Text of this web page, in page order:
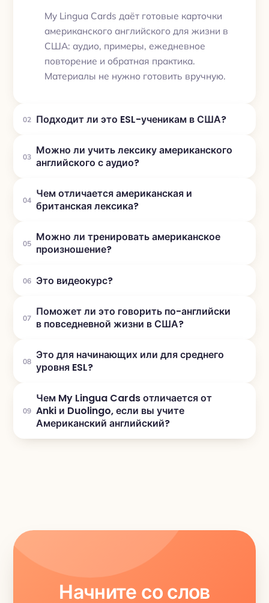
My Lingua Cards даёт готовые карточки
американского английского для жизни в
США: аудио, примеры, ежедневное
повторение и обратная практика.
Материалы не нужно готовить вручную.
02 Подходит ли это ESL-ученикам в США?
03 Можно ли учить лексику американского
английского с аудио?
04 Чем отличается американская и
британская лексика?
05 Можно ли тренировать американское
произношение?
06 Это видеокурс?
07 Поможет ли это говорить по-английски
в повседневной жизни в США?
08 Это для начинающих или для среднего
уровня ESL?
09
Чем My Lingua Cards отличается от
Anki и Duolingo, если вы учите
Американский английский?
Начните со слов